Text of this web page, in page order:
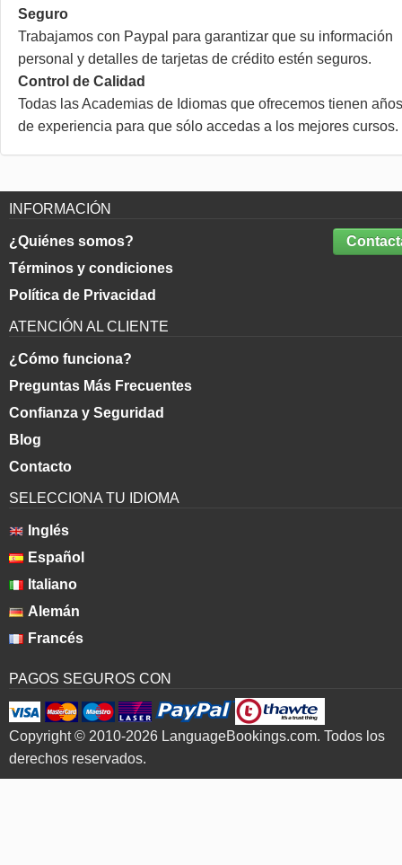
Seguro
Trabajamos con Paypal para garantizar que su información
personal y detalles de tarjetas de crédito estén seguros.
Control de Calidad
Todas las Academias de Idiomas que ofrecemos tienen años
de experiencia para que sólo accedas a los mejores cursos.
INFORMACIÓN
¿Quiénes somos?
Términos y condiciones
Política de Privacidad
ATENCIÓN AL CLIENTE
¿Cómo funciona?
Preguntas Más Frecuentes
Confianza y Seguridad
Blog
Contacto
SELECCIONA TU IDIOMA
Inglés
Español
Italiano
Alemán
Francés
PAGOS SEGUROS CON
Copyright © 2010-2026 LanguageBookings.com. Todos los
derechos reservados.